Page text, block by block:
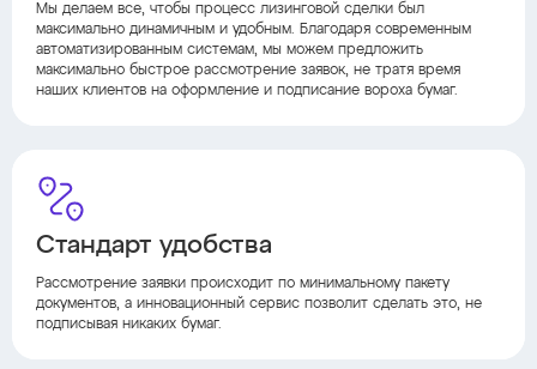
Мы делаем все, чтобы процесс лизинговой сделки был
максимально динамичным и удобным. Благодаря современным
автоматизированным системам, мы можем предложить
максимально быстрое рассмотрение заявок, не тратя время
наших клиентов на оформление и подписание вороха бумаг.
Стандарт удобства
Рассмотрение заявки происходит по минимальному пакету
документов, а инновационный сервис позволит сделать это, не
подписывая никаких бумаг.